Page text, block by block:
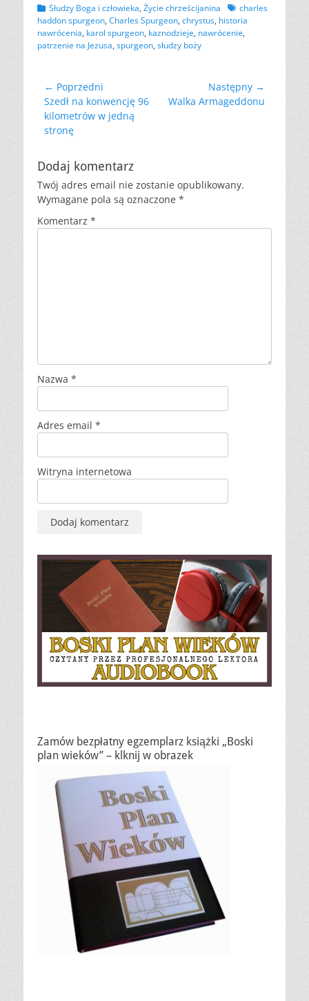
Kategorii
Słudzy Boga i człowieka, Życie chrześcijanina Tagówcharles
haddon spurgeon, Charles Spurgeon, chrystus, historia
nawrócenia, karol spurgeon, kaznodzieje, nawrócenie,
patrzenie na Jezusa, spurgeon, słudzy boży
Nawigacja
wpisu
← Poprzedni
Poprzedni
wpis:
Szedł na konwencję 96
kilometrów w jedną
stronę
Następny →
Następny
Walka Armageddonu
Dodaj komentarz
Twój adres email nie zostanie opublikowany.
Wymagane pola są oznaczone *
Komentarz *
Nazwa *
Adres email *
Witryna internetowa
Zamów bezpłatny egzemplarz książki „Boski
plan wieków” – klknij w obrazek